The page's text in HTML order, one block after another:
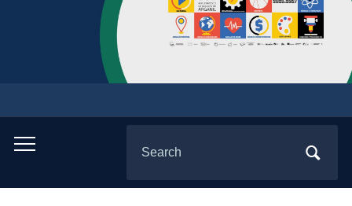
Toggle
menu
for: